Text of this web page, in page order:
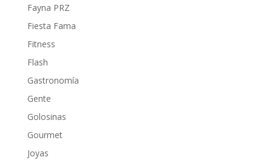
Fayna PRZ
Fiesta Fama
Fitness
Flash
Gastronomía
Gente
Golosinas
Gourmet
Joyas